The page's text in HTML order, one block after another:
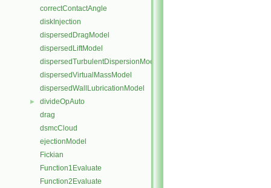
correctContactAngle
diskInjection
dispersedDragModel
dispersedLiftModel
dispersedTurbulentDispersionModel
dispersedVirtualMassModel
dispersedWallLubricationModel
►
divideOpAuto
drag
dsmcCloud
ejectionModel
Fickian
Function1Evaluate
Function2Evaluate